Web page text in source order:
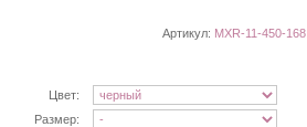
Артикул: MXR-11-450-168
Цвет:
Размер: